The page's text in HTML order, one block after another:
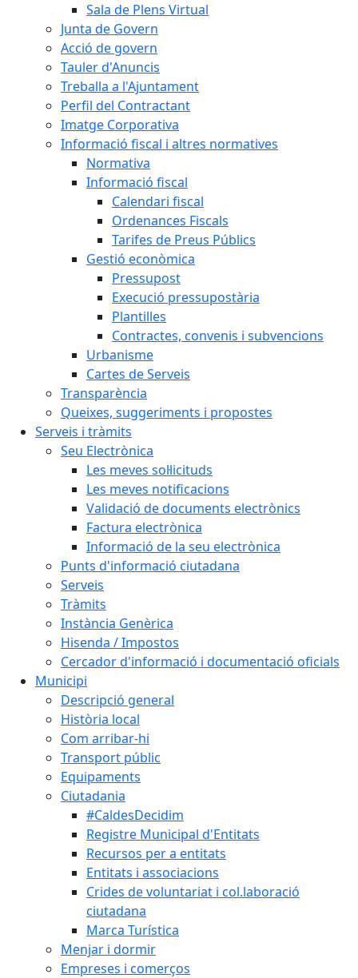
Sala de Plens Virtual
Junta de Govern
Acció de govern
Tauler d'Anuncis
Treballa a l'Ajuntament
Perfil del Contractant
Imatge Corporativa
Informació fiscal i altres normatives
Normativa
Informació fiscal
Calendari fiscal
Ordenances Fiscals
Tarifes de Preus Públics
Gestió econòmica
Pressupost
Execució pressupostària
Plantilles
Contractes, convenis i subvencions
Urbanisme
Cartes de Serveis
Transparència
Queixes, suggeriments i propostes
Serveis i tràmits
Seu Electrònica
Les meves sol·licituds
Les meves notificacions
Validació de documents electrònics
Factura electrònica
Informació de la seu electrònica
Punts d'informació ciutadana
Serveis
Tràmits
Instància Genèrica
Hisenda / Impostos
Cercador d'informació i documentació oficials
Municipi
Descripció general
Història local
Com arribar-hi
Transport públic
Equipaments
Ciutadania
#CaldesDecidim
Registre Municipal d'Entitats
Recursos per a entitats
Entitats i associacions
Crides de voluntariat i col.laboració
ciutadana
Marca Turística
Menjar i dormir
Empreses i comerços